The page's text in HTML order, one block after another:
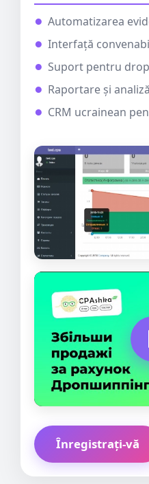
Automatizarea
Interfață
Suport pentru
Raportare și analiză
CRM ucrainean
Înregistrați-vă